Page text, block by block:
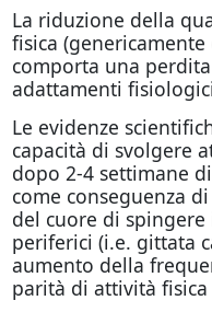
La riduzione della
fisica
comporta una
adattamenti
Le evidenze
capacità di svolgere
dopo 2-4 settimane
come conseguenza
del cuore di
periferici (i.e. gittata
aumento della
parità di attività